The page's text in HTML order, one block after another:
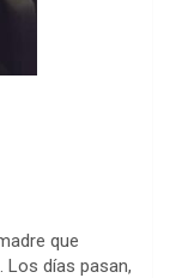
que
días pasan,